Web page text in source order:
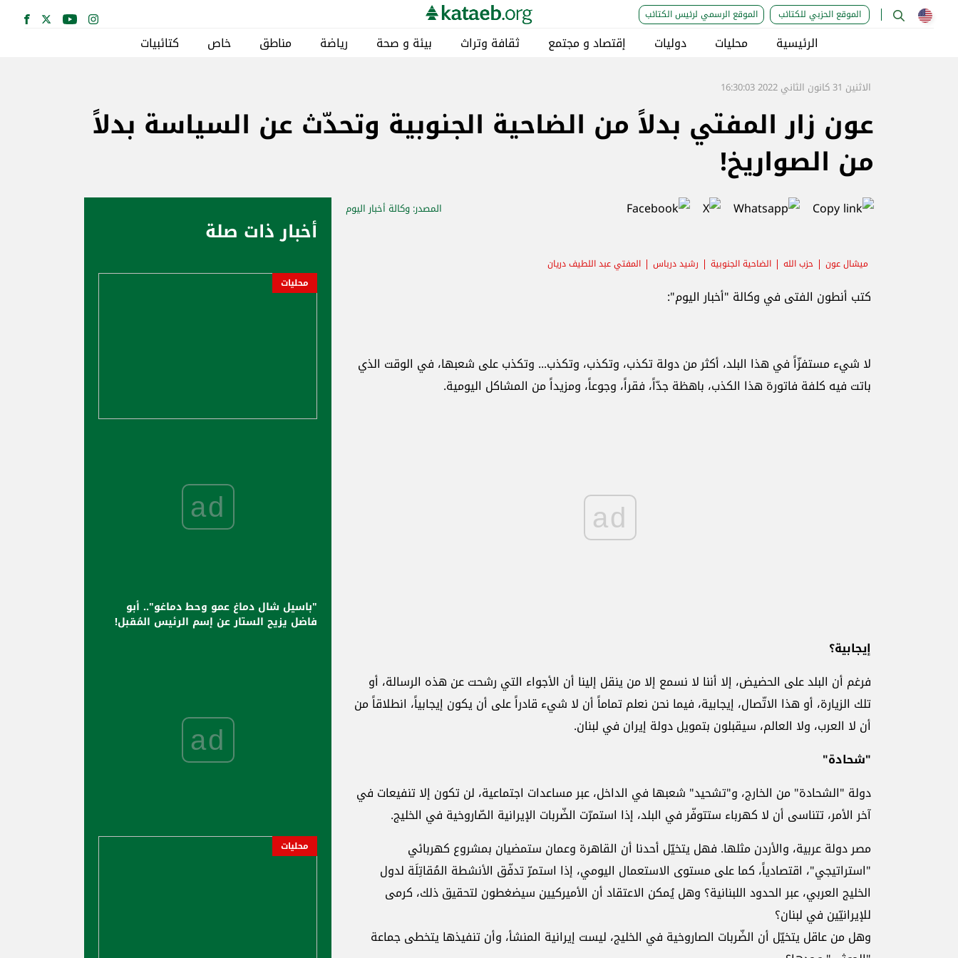
الموقع الحزبي للكتائب الموقع الرسمي لرئيس الكتائب
الرئيسية محليات دوليات إقتصاد و مجتمع ثقافة وتراث بيئة و صحة رياضة مناطق خاص كتائبيات
الاثنين 31 كانون الثاني 2022 16:30:03
عون زار المفتي بدلاً من الضاحية الجنوبية وتحدّث عن السياسة بدلاً
من الصواريخ!
المصدر: وكالة أخبار اليوم
ميشال عون حزب الله الضاحية الجنوبية رشيد درباس المفتي عبد اللطيف دريان
كتب أنطون الفتى في وكالة "أخبار اليوم":
لا شيء مستفزّاً في هذا البلد، أكثر من دولة تكذب، وتكذب، وتكذب... وتكذب على شعبها، في الوقت الذي
باتت فيه كلفة فاتورة هذا الكذب، باهظة جدّاً، فقراً، وجوعاً، ومزيداً من المشاكل اليومية.
ad
إيجابية؟
فرغم أن البلد على الحضيض، إلا أننا لا نسمع إلا من ينقل إلينا أن الأجواء التي رشحت عن هذه الرسالة، أو
تلك الزيارة، أو هذا الاتّصال، إيجابية، فيما نحن نعلم تماماً أن لا شيء قادراً على أن يكون إيجابياً، انطلاقاً من
أن لا العرب، ولا العالم، سيقبلون بتمويل دولة إيران في لبنان.
"شحادة"
دولة "الشحادة" من الخارج، و"تشحيد" شعبها في الداخل، عبر مساعدات اجتماعية، لن تكون إلا تنفيعات في
آخر الأمر، تتناسى أن لا كهرباء ستتوفّر في البلد، إذا استمرّت الضّربات الإيرانية الصّاروخية في الخليج.
مصر دولة عربية، والأردن مثلها. فهل يتخيّل أحدنا أن القاهرة وعمان ستمضيان بمشروع كهربائي
"استراتيجي"، اقتصادياً، كما على مستوى الاستعمال اليومي، إذا استمرّ تدفّق الأنشطة المُقاتِلَة لدول
الخليج العربي، عبر الحدود اللبنانية؟ وهل يُمكن الاعتقاد أن الأميركيين سيضغطون لتحقيق ذلك، كرمى
للإيرانيّين في لبنان؟
وهل من عاقل يتخيّل أن الضّربات الصاروخية في الخليج، ليست إيرانية المنشأ، وأن تنفيذها يتخطى جماعة
أخبار ذات صلة
محليات
ad
"باسيل شال دماغ عمو وحط دماغو".. أبو
فاضل يزيح الستار عن إسم الرئيس المُقبل!
ad
محليات